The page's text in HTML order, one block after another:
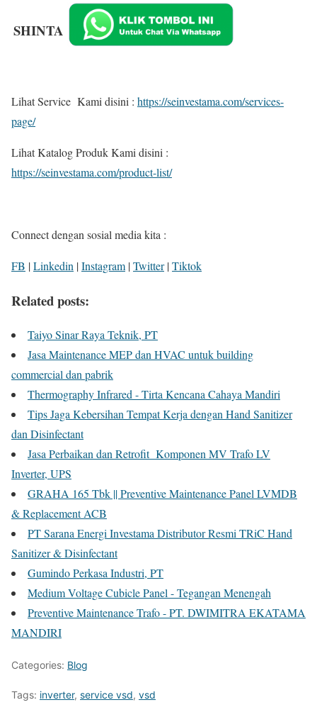
SHINTA
Lihat Service Kami disini : https://seinvestama.com/services-
page/
Lihat Katalog Produk Kami disini :
https://seinvestama.com/product-list/
Connect dengan sosial media kita :
FB |Linkedin |Instagram |Twitter|Tiktok
Related posts:
Taiyo Sinar Raya Teknik, PT
Jasa Maintenance MEP dan HVAC untuk building
commercial dan pabrik
Thermography Infrared - Tirta Kencana Cahaya Mandiri
Tips Jaga Kebersihan Tempat Kerja dengan Hand Sanitizer
dan Disinfectant
Jasa Perbaikan dan Retrofit Komponen MV Trafo LV
Inverter, UPS
GRAHA 165 Tbk || Preventive Maintenance Panel LVMDB
& Replacement ACB
PT Sarana Energi Investama Distributor Resmi TRiC Hand
Sanitizer & Disinfectant
Gumindo Perkasa Industri, PT
Medium Voltage Cubicle Panel - Tegangan Menengah
Preventive Maintenance Trafo - PT. DWIMITRA EKATAMA
MANDIRI
Categories: Blog
Tags: inverter, service vsd, vsd